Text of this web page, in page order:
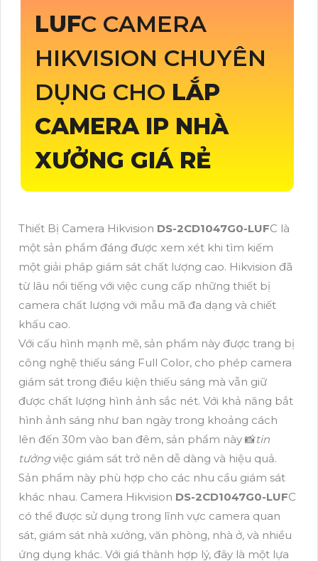
LUFC CAMERA
HIKVISION CHUYÊN
DỤNG CHO LẮP
CAMERA IP NHÀ
XƯỞNG GIÁ RẺ
Thiết Bị Camera Hikvision DS-2CD1047G0-LUFC là
một sản phẩm đáng được xem xét khi tìm kiếm
một giải pháp giám sát chất lượng cao. Hikvision đã
từ lâu nổi tiếng với việc cung cấp những thiết bị
camera chất lượng với mẫu mã đa dạng và chiết
khấu cao.
Với cấu hình mạnh mẽ, sản phẩm này được trang bị
công nghệ thiếu sáng Full Color, cho phép camera
giám sát trong điều kiện thiếu sáng mà vẫn giữ
được chất lượng hình ảnh sắc nét. Với khả năng bắt
hình ảnh sáng như ban ngày trong khoảng cách
lên đến 30m vào ban đêm, sản phẩm này 📸tin
tưởngviệc giám sát trở nên dễ dàng và hiệu quả.
Sản phẩm này phù hợp cho các nhu cầu giám sát
khác nhau. Camera Hikvision DS-2CD1047G0-LUFC
có thể được sử dụng trong lĩnh vực camera quan
sát, giám sát nhà xưởng, văn phòng, nhà ở, và nhiều
ứng dụng khác. Với giá thành hợp lý, đây là một lựa